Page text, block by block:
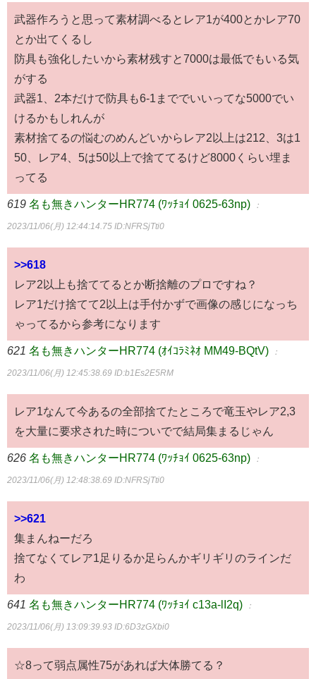
武器作ろうと思って素材調べるとレア1が400とかレア70
とか出てくるし
防具も強化したいから素材残すと7000は最低でもいる気
がする
武器1、2本だけで防具も6-1まででいいってな5000でい
けるかもしれんが
素材捨てるの悩むのめんどいからレア2以上は212、3は1
50、レア4、5は50以上で捨ててるけど8000くらい埋ま
ってる
619 名も無きハンターHR774 (ﾜｯﾁｮｲ 0625-63np) ：
2023/11/06(月) 12:44:14.75 ID:NFRSjTti0
>>618
レア2以上も捨ててるとか断捨離のプロですね？
レア1だけ捨てて2以上は手付かずで画像の感じになっち
ゃってるから参考になります
621 名も無きハンターHR774 (ｵｲｺﾗﾐﾈｵ MM49-BQtV) ：
2023/11/06(月) 12:45:38.69 ID:b1Es2E5RM
レア1なんて今あるの全部捨てたところで竜玉やレア2,3
を大量に要求された時についでで結局集まるじゃん
626 名も無きハンターHR774 (ﾜｯﾁｮｲ 0625-63np) ：
2023/11/06(月) 12:48:38.69 ID:NFRSjTti0
>>621
集まんねーだろ
捨てなくてレア1足りるか足らんかギリギリのラインだ
わ
641 名も無きハンターHR774 (ﾜｯﾁｮｲ c13a-lI2q) ：
2023/11/06(月) 13:09:39.93 ID:6D3zGXbi0
☆8って弱点属性75があれば大体勝てる？